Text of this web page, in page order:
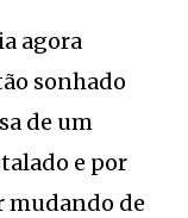
agora
sonhado
de um
e por
mudando de